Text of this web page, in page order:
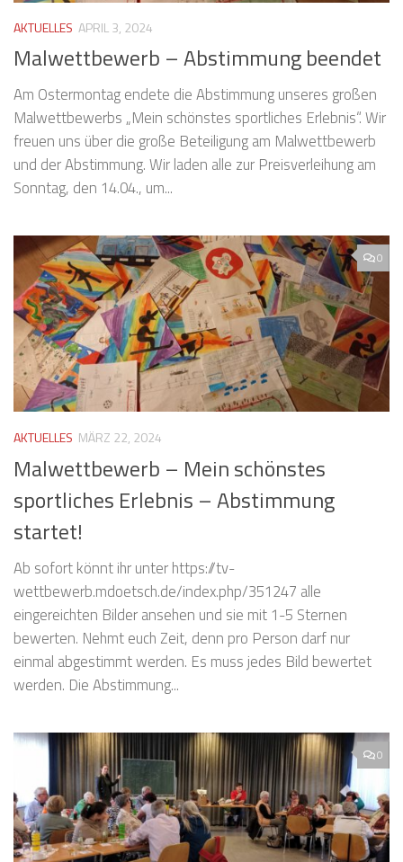
AKTUELLES APRIL 3, 2024
Malwettbewerb – Abstimmung beendet
Am Ostermontag endete die Abstimmung unseres großen
Malwettbewerbs „Mein schönstes sportliches Erlebnis“. Wir
freuen uns über die große Beteiligung am Malwettbewerb
und der Abstimmung. Wir laden alle zur Preisverleihung am
Sonntag, den 14.04., um...
0
AKTUELLES MÄRZ 22, 2024
Malwettbewerb – Mein schönstes
sportliches Erlebnis – Abstimmung
startet!
Ab sofort könnt ihr unter https://tv-
wettbewerb.mdoetsch.de/index.php/351247 alle
eingereichten Bilder ansehen und sie mit 1-5 Sternen
bewerten. Nehmt euch Zeit, denn pro Person darf nur
einmal abgestimmt werden. Es muss jedes Bild bewertet
werden. Die Abstimmung...
0